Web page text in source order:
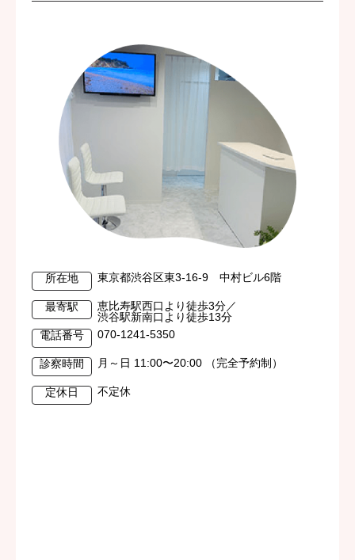
所在地 東京都渋谷区東3-16-9 中村ビル6階
最寄駅
恵比寿駅西口より徒歩3分／
渋谷駅新南口より徒歩13分
電話番号
070-1241-5350
診察時間 月～日 11:00〜20:00 （完全予約制）
定休日 不定休